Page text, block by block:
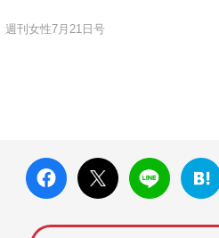
週刊女性7月21日号
faceboo
k いい
ね
X ポス
ト
LINE
はてな
ブック
マーク